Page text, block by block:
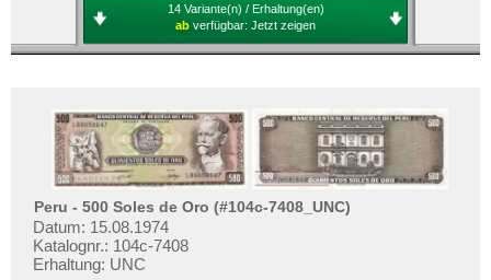
14 Variante(n) / Erhaltung(en)
ab verfügbar: Jetzt zeigen
Peru - 500 Soles de Oro (#104c-7408_UNC)
Datum: 15.08.1974
Katalognr.: 104c-7408
Erhaltung: UNC